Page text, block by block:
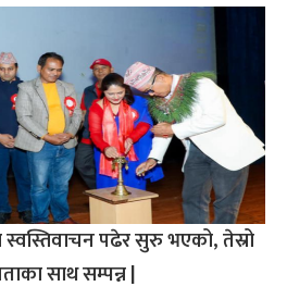
स्वस्तिवाचन पढेर सुरु भएको, तेस्रो
साथ सम्पन्न |